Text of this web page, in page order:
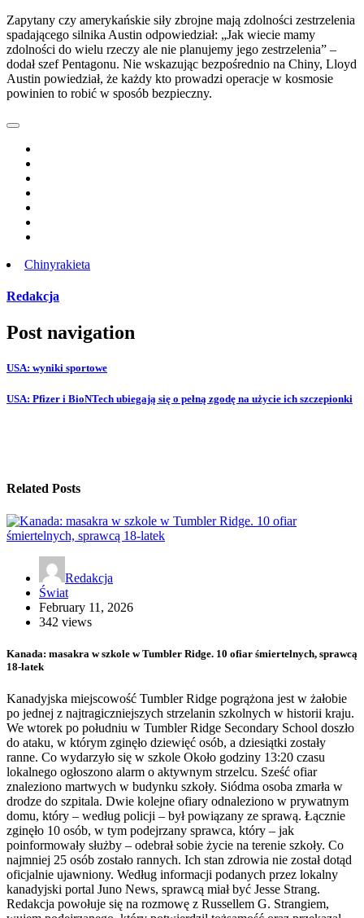
Zapytany czy amerykańskie siły zbrojne mają zdolności zestrzelenia
spadającego silnika Austin odpowiedział: „Jak wiecie mamy
zdolności do wielu rzeczy ale nie planujemy jego zestrzelenia” –
dodał szef Pentagonu. Nie wskazując bezpośrednio na Chiny, Lloyd
Austin powiedział, że każdy kto prowadzi operacje w kosmosie
powinien to robić w sposób bezpieczny.
Chinyrakieta
Redakcja
Post navigation
USA: wyniki sportowe
USA: Pfizer i BioNTech ubiegają się o pełną zgodę na użycie ich szczepionki
Related Posts
Redakcja
Świat
February 11, 2026
342 views
Kanada: masakra w szkole w Tumbler Ridge. 10 ofiar śmiertelnych, sprawcą
18-latek
Kanadyjska miejscowość Tumbler Ridge pogrążona jest w żałobie
po jednej z najtragiczniejszych strzelanin szkolnych w historii kraju.
We wtorek po południu w Tumbler Ridge Secondary School doszło
do ataku, w którym zginęło dziewięć osób, a dziesiątki zostały
ranne. Co wydarzyło się w szkole Około godziny 13:20 czasu
lokalnego ogłoszono alarm o aktywnym strzelcu. Sześć ofiar
znaleziono martwych w budynku szkoły. Siódma osoba zmarła w
drodze do szpitala. Dwie kolejne ofiary odnaleziono w prywatnym
domu, który – według policji – był powiązany ze sprawą. Łącznie
zginęło 10 osób, w tym podejrzany sprawca, który – jak
poinformowały służby – odebrał sobie życie na terenie szkoły. Co
najmniej 25 osób zostało rannych. Ich stan zdrowia nie został dotąd
oficjalnie ujawniony. Według informacji podanych przez lokalny
kanadyjski portal Juno News, sprawcą miał być Jesse Strang.
Redakcja powołuje się na rozmowę z Russellem G. Strangiem,